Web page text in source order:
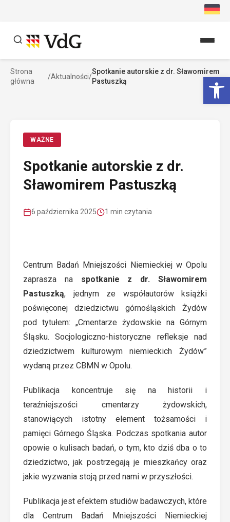
Szukaj
Strona
główna
/Aktualności/
Spotkanie autorskie z dr. Sławomirem
Pastuszką
WAŻNE
Spotkanie autorskie z dr.
Sławomirem Pastuszką
6 października 2025 1 min czytania
Centrum Badań Mniejszości Niemieckiej w Opolu
zaprasza na spotkanie z dr. Sławomirem
Pastuszką, jednym ze współautorów książki
poświęconej dziedzictwu górnośląskich Żydów
pod tytułem: „Cmentarze żydowskie na Górnym
Śląsku. Socjologiczno-historyczne refleksje nad
dziedzictwem kulturowym niemieckich Żydów”
wydaną przez CBMN w Opolu.
Publikacja koncentruje się na historii i
teraźniejszości cmentarzy żydowskich,
stanowiących istotny element tożsamości i
pamięci Górnego Śląska. Podczas spotkania autor
opowie o kulisach badań, o tym, kto dziś dba o to
dziedzictwo, jak postrzegają je mieszkańcy oraz
jakie wyzwania stoją przed nami w przyszłości.
Publikacja jest efektem studiów badawczych, które
dla Centrum Badań Mniejszości Niemieckiej